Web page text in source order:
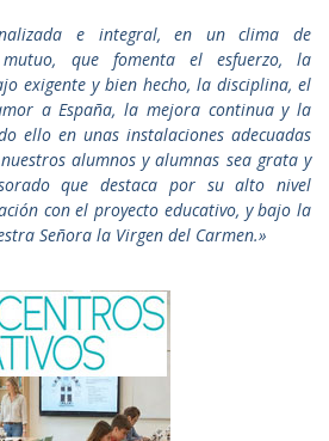
e integral, en un clima de
que fomenta el esfuerzo, la
exigente y bien hecho, la disciplina, el
a España, la mejora continua y la
ello en unas instalaciones adecuadas
alumnos y alumnas sea grata y
que destaca por su alto nivel
con el proyecto educativo, y bajo la
Señora la Virgen del Carmen.»